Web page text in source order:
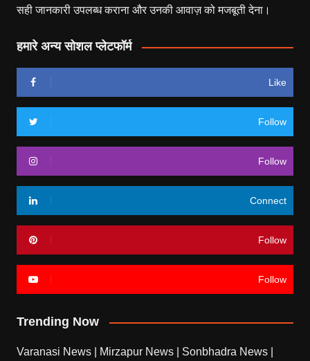
सही जानकारी उपलब्ध कराना और उनकी आवाज़ को मजबूती देना।
हमारे अन्य सोशल प्लेटफॉर्म
Like
Follow
Follow
Connect
Follow
Follow
Trending Now
Varanasi News Mirzapur News Sonbhadra News